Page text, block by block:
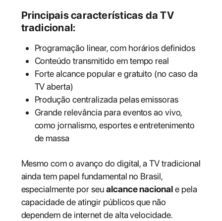
Principais características da TV
tradicional:
Programação linear, com horários definidos
Conteúdo transmitido em tempo real
Forte alcance popular e gratuito (no caso da
TV aberta)
Produção centralizada pelas emissoras
Grande relevância para eventos ao vivo,
como jornalismo, esportes e entretenimento
de massa
Mesmo com o avanço do digital, a TV tradicional
ainda tem papel fundamental no Brasil,
especialmente por seualcance nacionale pela
capacidade de atingir públicos que não
dependem de internet de alta velocidade.